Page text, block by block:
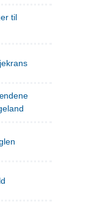
til